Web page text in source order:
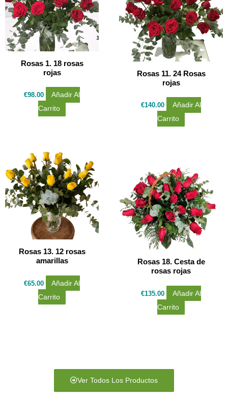
Rosas 1. 18 rosas
rojas
€98.00
Añadir Al
Carrito
Rosas 11. 24 Rosas
rojas
€140.00
Añadir Al
Carrito
Rosas 13. 12 rosas
amarillas
€65.00
Añadir Al
Carrito
Rosas 18. Cesta de
rosas rojas
€135.00
Añadir Al
Carrito
Ver Todos Los Productos